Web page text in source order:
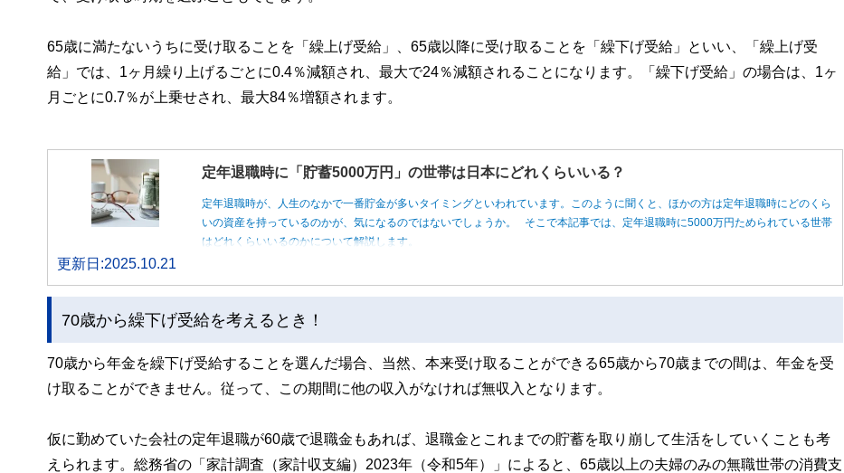
65歳に満たないうちに受け取ることを「繰上げ受給」、65歳以降に受け取ることを「繰下げ受給」といい、「繰上げ受
給」では、1ヶ月繰り上げるごとに0.4％減額され、最大で24％減額されることになります。「繰下げ受給」の場合は、1ヶ
月ごとに0.7％が上乗せされ、最大84％増額されます。
定年退職時に「貯蓄5000万円」の世帯は日本にどれくらいいる？
定年退職時が、人生のなかで一番貯金が多いタイミングといわれています。このように聞くと、ほかの方は定年退職時にどのくら
いの資産を持っているのかが、気になるのではないでしょうか。 そこで本記事では、定年退職時に5000万円ためられている世帯
はどれくらいいるのかについて解説します。
更新日:2025.10.21
70歳から繰下げ受給を考えるとき！
70歳から年金を繰下げ受給することを選んだ場合、当然、本来受け取ることができる65歳から70歳までの間は、年金を受
け取ることができません。従って、この期間に他の収入がなければ無収入となります。
仮に勤めていた会社の定年退職が60歳で退職金もあれば、退職金とこれまでの貯蓄を取り崩して生活をしていくことも考
えられます。総務省の「家計調査（家計収支編）2023年（令和5年）」によると、65歳以上の夫婦のみの無職世帯の消費支